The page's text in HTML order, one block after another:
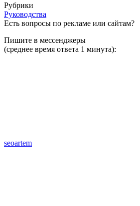
Рубрики
Руководства
Есть вопросы по рекламе или сайтам?
Пишите в мессенджеры
(среднее время ответа 1 минута):
seoartem